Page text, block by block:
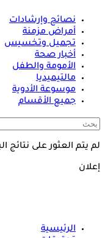
نصائح وإرشادات
أمراض مزمنة
تجميل وتخسيس
أخبار صحة
الأمومة والطفل
مالتيميديا
موسوعة الأدوية
جميع الأقسام
لم يتم العثور على نتائج
إعلان
الرئيسية